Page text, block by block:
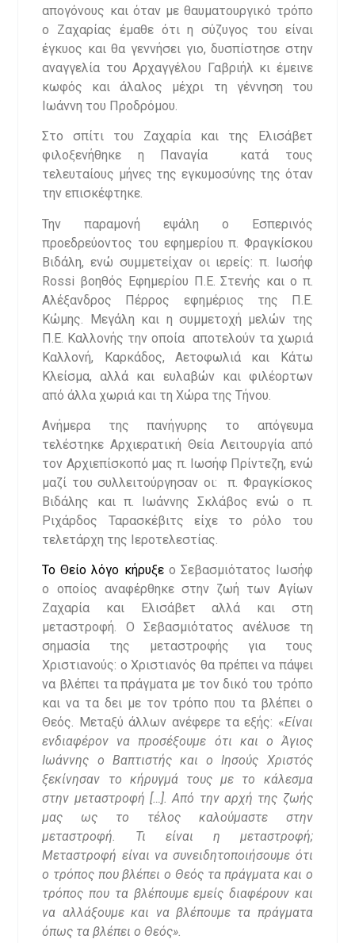
απογόνους και όταν με θαυματουργικό τρόπο
ο Ζαχαρίας έμαθε ότι η σύζυγος του είναι
έγκυος και θα γεννήσει γιο, δυσπίστησε στην
αναγγελία του Αρχαγγέλου Γαβριήλ κι έμεινε
κωφός και άλαλος μέχρι τη γέννηση του
Ιωάννη του Προδρόμου.
Στο σπίτι του Ζαχαρία και της Ελισάβετ
φιλοξενήθηκε η Παναγία κατά τους
τελευταίους μήνες της εγκυμοσύνης της όταν
την επισκέφτηκε.
Την παραμονή εψάλη ο Εσπερινός
προεδρεύοντος του εφημερίου π. Φραγκίσκου
Βιδάλη, ενώ συμμετείχαν οι ιερείς: π. Ιωσήφ
Rossi βοηθός Εφημερίου Π.Ε. Στενής και ο π.
Αλέξανδρος Πέρρος εφημέριος της Π.Ε.
Κώμης. Μεγάλη και η συμμετοχή μελών της
Π.Ε. Καλλονής την οποία αποτελούν τα χωριά
Καλλονή, Καρκάδος, Αετοφωλιά και Κάτω
Κλείσμα, αλλά και ευλαβών και φιλέορτων
από άλλα χωριά και τη Χώρα της Τήνου.
Ανήμερα της πανήγυρης το απόγευμα
τελέστηκε Αρχιερατική Θεία Λειτουργία από
τον Αρχιεπίσκοπό μας π. Ιωσήφ Πρίντεζη, ενώ
μαζί του συλλειτούργησαν οι: π. Φραγκίσκος
Βιδάλης και π. Ιωάννης Σκλάβος ενώ ο π.
Ριχάρδος Ταρασκέβιτς είχε το ρόλο του
τελετάρχη της Ιεροτελεστίας.
Το Θείο λόγο κήρυξεο Σεβασμιότατος Ιωσήφ
ο οποίος αναφέρθηκε στην ζωή των Αγίων
Ζαχαρία και Ελισάβετ αλλά και στη
μεταστροφή. Ο Σεβασμιότατος ανέλυσε τη
σημασία της μεταστροφής για τους
Χριστιανούς: ο Χριστιανός θα πρέπει να πάψει
να βλέπει τα πράγματα με τον δικό του τρόπο
και να τα δει με τον τρόπο που τα βλέπει ο
Θεός. Μεταξύ άλλων ανέφερε τα εξής: «Είναι
ενδιαφέρον να προσέξουμε ότι και ο Άγιος
Ιωάννης ο Βαπτιστής και ο Ιησούς Χριστός
ξεκίνησαν το κήρυγμά τους με το κάλεσμα
στην μεταστροφή […]. Από την αρχή της ζωής
μας ως το τέλος καλούμαστε στην
μεταστροφή. Τι είναι η μεταστροφή;
Μεταστροφή είναι να συνειδητοποιήσουμε ότι
ο τρόπος που βλέπει ο Θεός τα πράγματα και ο
τρόπος που τα βλέπουμε εμείς διαφέρουν και
να αλλάξουμε και να βλέπουμε τα πράγματα
όπως τα βλέπει ο Θεός».